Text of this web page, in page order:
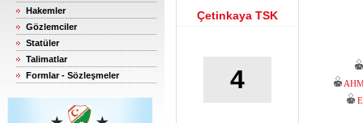
Hakemler
Gözlemciler
Statüler
Talimatlar
Formlar - Sözleşmeler
Çetinkaya TSK
4